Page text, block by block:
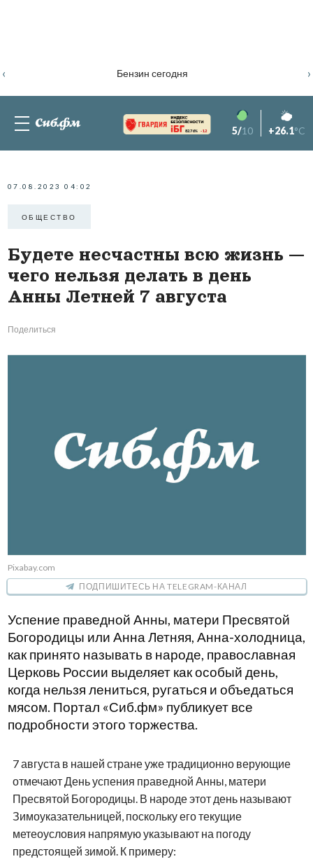
Бензин сегодня
‹ ›
82.76% -1.2 5/10 +26.1°C
07.08.2023 04:02
ОБЩЕСТВО
Будете несчастны всю жизнь —
чего нельзя делать в день
Анны Летней 7 августа
Поделиться
Pixabay.com
ПОДПИШИТЕСЬ НА TELEGRAM-КАНАЛ
Успение праведной Анны, матери Пресвятой
Богородицы или Анна Летняя, Анна-холодница,
как принято называть в народе, православная
Церковь России выделяет как особый день,
когда нельзя лениться, ругаться и объедаться
мясом. Портал «Сиб.фм» публикует все
подробности этого торжества.
7 августа в нашей стране уже традиционно верующие
отмечают День успения праведной Анны, матери
Пресвятой Богородицы. В народе этот день называют
Зимоуказательницей, поскольку его текущие
метеоусловия напрямую указывают на погоду
предстоящей зимой. К примеру: